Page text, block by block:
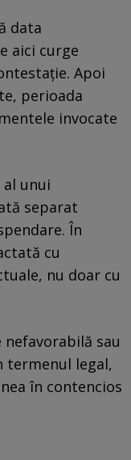
data
aici curge
Apoi
perioada
invocate
al unui
separat
În
cu
nu doar cu
sau
termenul legal,
în contencios